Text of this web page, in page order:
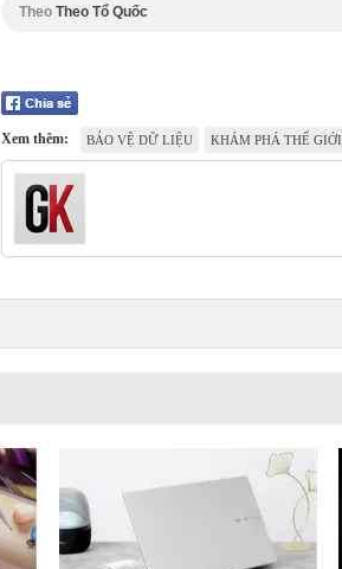
Theo Theo Tổ Quốc
Xem thêm: BẢO VỆ DỮ LIỆU KHÁM PHÁ THẾ GIỚI